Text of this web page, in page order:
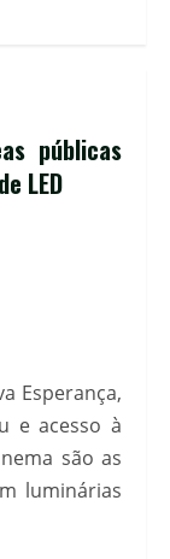
públicas
LED
Esperança,
e acesso à
são as
luminárias